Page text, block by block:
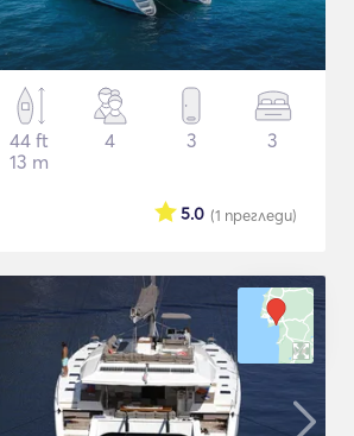
44 ft
13 m
4 3 3
(1 прегледи)
5.0